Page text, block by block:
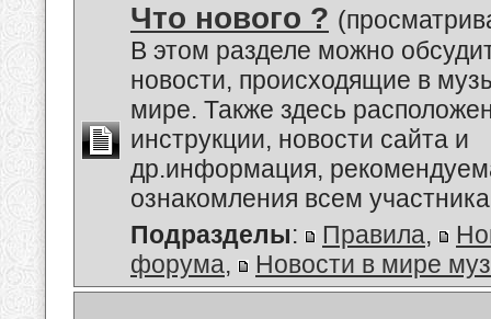
Что нового ?
В этом разделе можно
новости, происходящие в
мире. Также здесь
инструкции, новости сайта и
др.информация,
ознакомления всем
Подразделы: Правила,
форума, Новости в мире